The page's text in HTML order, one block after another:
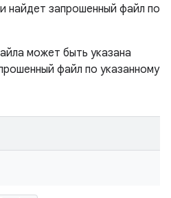
найдет запрошенный файл по
может быть указана
файл по указанному